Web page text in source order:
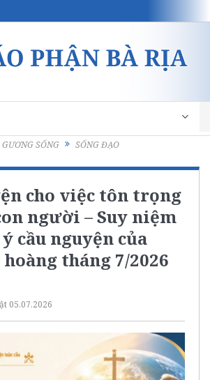
SỐNG SỐNG ĐẠO
cho việc tôn trọng
người – Suy niệm
cầu nguyện của
tháng 7/2026
05.07.2026